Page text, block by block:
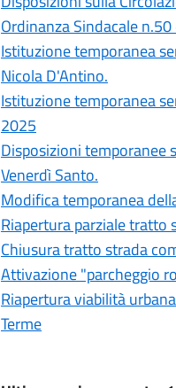
Ordinanza Sindacale
Istituzione temporanea
Nicola D'Antino.
Istituzione temporanea
2025
Disposizioni temporanee
Venerdì Santo.
Modifica temporanea
Riapertura parziale tratto
Chiusura tratto strada
Attivazione "parcheggio
Riapertura viabilità
Terme